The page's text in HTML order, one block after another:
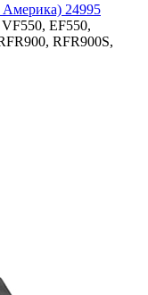
24995
EF550,
RFR900S,